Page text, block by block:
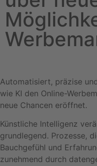
Automatisiert, präzise
wie KI den Online-
neue Chancen eröffnet.
Künstliche Intelligenz
grundlegend. Prozesse,
Bauchgefühl und
zunehmend durch